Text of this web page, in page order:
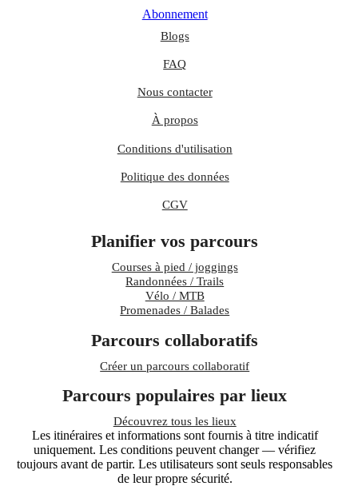
Abonnement
Blogs
FAQ
Nous contacter
À propos
Conditions d'utilisation
Politique des données
CGV
Planifier vos parcours
Courses à pied / joggings
Randonnées / Trails
Vélo / MTB
Promenades / Balades
Parcours collaboratifs
Créer un parcours collaboratif
Parcours populaires par lieux
Découvrez tous les lieux
Les itinéraires et informations sont fournis à titre indicatif
uniquement. Les conditions peuvent changer — vérifiez
toujours avant de partir. Les utilisateurs sont seuls responsables
de leur propre sécurité.